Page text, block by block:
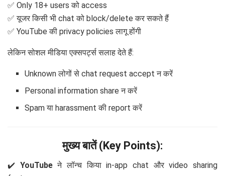
✅ Only 18+ users को access
✅ यूजर किसी भी chat को block/delete कर सकते हैं
✅ YouTube की privacy policies लागू होंगी
लेकिन सोशल मीडिया एक्सपर्ट्स सलाह देते हैं:
Unknown लोगों से chat request accept न करें
Personal information share न करें
Spam या harassment की report करें
मुख्य बातें (Key Points):
✔️ YouTubeने लॉन्च किया in-app chat और video sharing